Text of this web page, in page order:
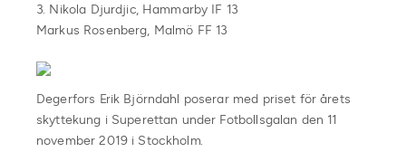
3. Nikola Djurdjic, Hammarby IF 13
Markus Rosenberg, Malmö FF 13
Degerfors Erik Björndahl poserar med priset för årets
skyttekung i Superettan under Fotbollsgalan den 11
november 2019 i Stockholm.